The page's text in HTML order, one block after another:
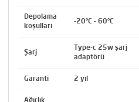
Depolama
koşulları
-20°C - 60°C
Şarj
Type-c 25w şarj
adaptörü
Garanti 2 yıl